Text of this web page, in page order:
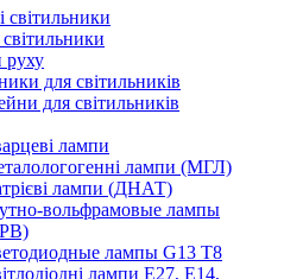
світильники
руху
для світильників
для світильників
лампи
лампи (МГЛ)
лампи (ДНАТ)
вольфрамовые лампы
лампы G13 Т8
лампи E27, E14,